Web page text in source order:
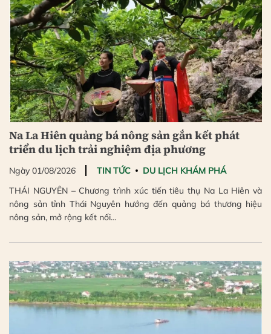
Na La Hiên quảng bá nông sản gắn kết phát
triển du lịch trải nghiệm địa phương
Ngày 01/08/2026 TIN TỨC
DU LỊCH KHÁM PHÁ
THÁI NGUYÊN – Chương trình xúc tiến tiêu thụ Na La Hiên và
nông sản tỉnh Thái Nguyên hướng đến quảng bá thương hiệu
nông sản, mở rộng kết nối…